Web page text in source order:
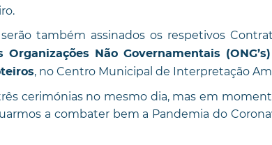
serão também assinados os respetivos
Organizações Não Governamentais
, no Centro Municipal de Interpretação
cerimónias no mesmo dia, mas em
a combater bem a Pandemia do